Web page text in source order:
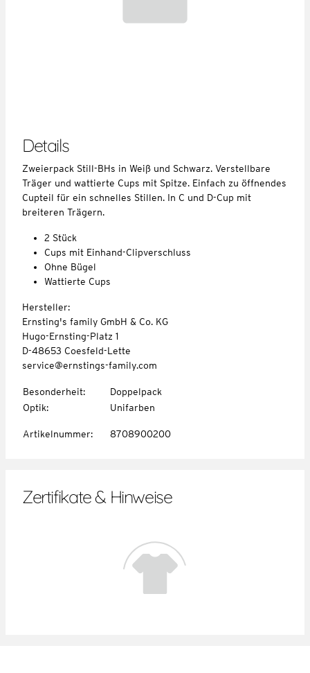
Details
Zweierpack Still-BHs in Weiß und Schwarz. Verstellbare
Träger und wattierte Cups mit Spitze. Einfach zu öffnendes
Cupteil für ein schnelles Stillen. In C und D-Cup mit
breiteren Trägern.
2 Stück
Cups mit Einhand-Clipverschluss
Ohne Bügel
Wattierte Cups
Hersteller:
Ernsting's family GmbH & Co. KG
Hugo-Ernsting-Platz 1
D-48653 Coesfeld-Lette
service@ernstings-family.com
Besonderheit:
Doppelpack
Optik: Unifarben
Artikelnummer: 8708900200
Zertifikate & Hinweise